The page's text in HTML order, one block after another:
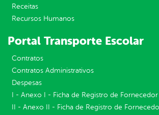
Receitas
Recursos Humanos
Portal Transporte Escolar
Contratos
Contratos Administrativos
Despesas
I - Anexo I - Ficha de Registro de
II - Anexo II - Ficha de Registro de